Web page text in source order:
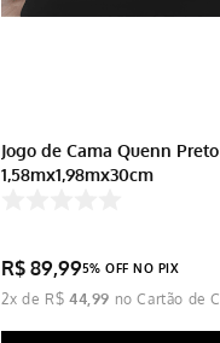
Jogo de Cama Quenn Preto
1,58mx1,98mx30cm
R$ 89,995% OFF NO PIX
2x de R$ 44 99